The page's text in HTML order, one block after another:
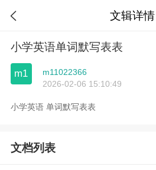
 文辑详情
小学英语单词默写表表
m1
m11022366
2026-02-06 15:10:49
小学英语 单词默写表表
文档列表